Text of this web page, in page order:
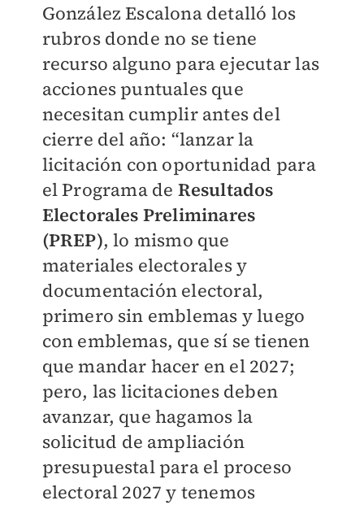
González Escalona detalló los
rubros donde no se tiene
recurso alguno para ejecutar las
acciones puntuales que
necesitan cumplir antes del
cierre del año: “lanzar la
licitación con oportunidad para
el Programa de Resultados
Electorales Preliminares
(PREP), lo mismo que
materiales electorales y
documentación electoral,
primero sin emblemas y luego
con emblemas, que sí se tienen
que mandar hacer en el 2027;
pero, las licitaciones deben
avanzar, que hagamos la
solicitud de ampliación
presupuestal para el proceso
electoral 2027 y tenemos